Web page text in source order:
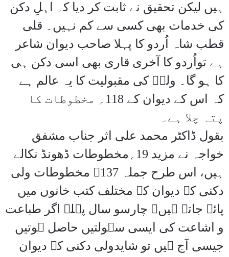
ہیں لیکن تحقیق نے ثابت کر دیا کہ اہلِ دکن
کی خدمات بھی کسی سے کم نہیں۔ قلی
قطب شاہ اُردو کا پہلا صاحب دیوان شاعر
ہے تواُردو کا آخری قاری بھی اسی دکن ہی
کا ہو گا۔ ولیؔ کی مقبولیت کا یہ عالم ہے
کہ اس کے دیوان کے 118؍ مخطوطات کا
پتہ چلا ہے۔
بقول ڈاکٹر محمد علی اثر جناب مشفق
خواجہ نے مزید 19؍مخطوطات ڈھونڈ نکالے
ہیں، اس طرح جملہ 137؍ مخطوطات ولی
دکنی کے دیوان کے مختلف کتب خانوں میں
پائے جاتے ہیں۔ چارسو سال پہلے اگر طباعت
و اشاعت کی ایسی سہولتیں حاصل ہوتیں
جیسی آج ہیں تو شایدولی دکنی کے دیوان